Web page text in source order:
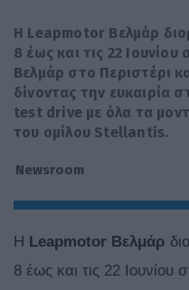
Η Leapmotor Βελμάρ
8 έως και τις 22
Βελμάρ στο Περιστέρι
δίνοντας την ευκαιρία
test drive με όλα τα
του ομίλου Stellantis.
Newsroom
Η Leapmotor Βελμάρ
8 έως και τις 22